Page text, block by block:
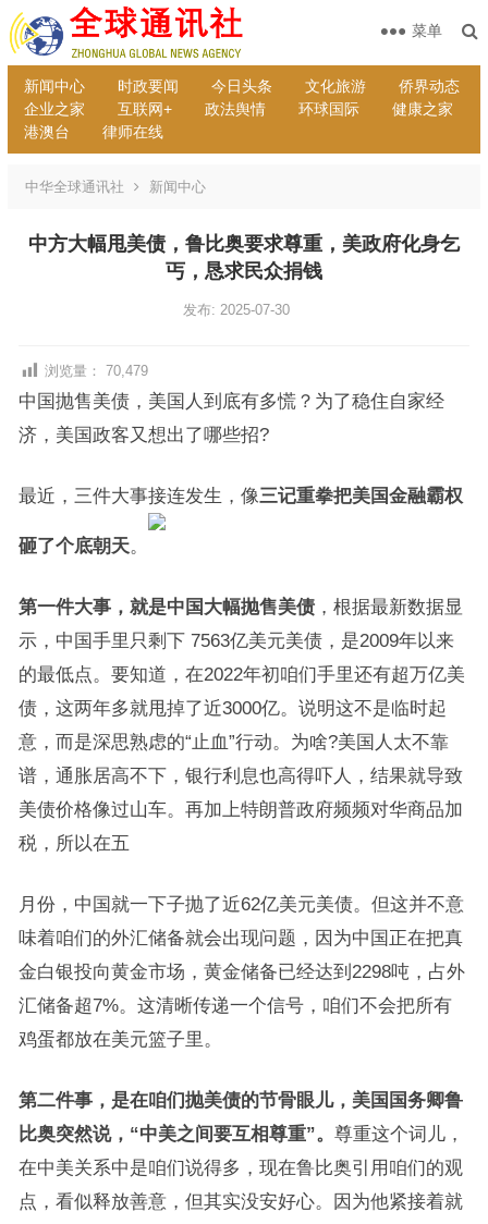
新闻中心 时政要闻 今日头条 文化旅游
侨界动态
企业之家
互联网+ 政法舆情 环球国际
健康之家
港澳台
律师在线
菜单
中华全球通讯社 新闻中心
中方大幅甩美债，鲁比奥要求尊重，美政府化身乞
丐，恳求民众捐钱
发布: 2025-07-30
浏览量： 70,479
中国抛售美债，美国人到底有多慌？为了稳住自家经
济，美国政客又想出了哪些招?
最近，三件大事接连发生，像三记重拳把美国金融霸权
砸了个底朝天。
第一件大事，就是中国大幅抛售美债，根据最新数据显
示，中国手里只剩下 7563亿美元美债，是2009年以来
的最低点。要知道，在2022年初咱们手里还有超万亿美
债，这两年多就甩掉了近3000亿。说明这不是临时起
意，而是深思熟虑的“止血”行动。为啥?美国人太不靠
谱，通胀居高不下，银行利息也高得吓人，结果就导致
美债价格像过山车。再加上特朗普政府频频对华商品加
税，所以在五
月份，中国就一下子抛了近62亿美元美债。但这并不意
味着咱们的外汇储备就会出现问题，因为中国正在把真
金白银投向黄金市场，黄金储备已经达到2298吨，占外
汇储备超7%。这清晰传递一个信号，咱们不会把所有
鸡蛋都放在美元篮子里。
第二件事，是在咱们抛美债的节骨眼儿，美国国务卿鲁
比奥突然说，“中美之间要互相尊重”。 尊重这个词儿，
在中美关系中是咱们说得多，现在鲁比奥引用咱们的观
点，看似释放善意，但其实没安好心。因为他紧接着就